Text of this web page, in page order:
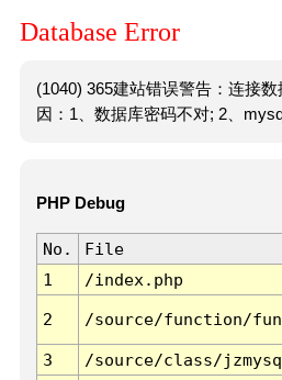
Database Error
(1040) 365建站错误警告：连接
因：1、数据库密码不对; 2、
PHP Debug
No. File
1
/index.php
2 /source/function/
3 /source/class/